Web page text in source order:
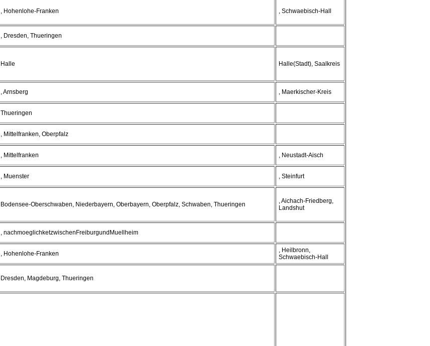
, Hohenlohe-Franken , Schwaebisch-Hall
, Dresden, Thueringen
Halle Halle(Stadt), Saalkreis
, Arnsberg , Maerkischer-Kreis
Thueringen
, Mittelfranken, Oberpfalz
, Mittelfranken , Neustadt-Aisch
, Muenster , Steinfurt
Bodensee-Oberschwaben, Niederbayern, Oberbayern, Oberpfalz, Schwaben, Thueringen
, Aichach-Friedberg,
Landshut
, nachmoeglichketzwischenFreiburgundMuellheim
, Hohenlohe-Franken
, Heilbronn,
Schwaebisch-Hall
Dresden, Magdeburg, Thueringen